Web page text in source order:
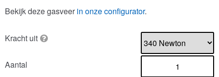
Bekijk deze gasveer in onze configurator.
Kracht uit
Aantal